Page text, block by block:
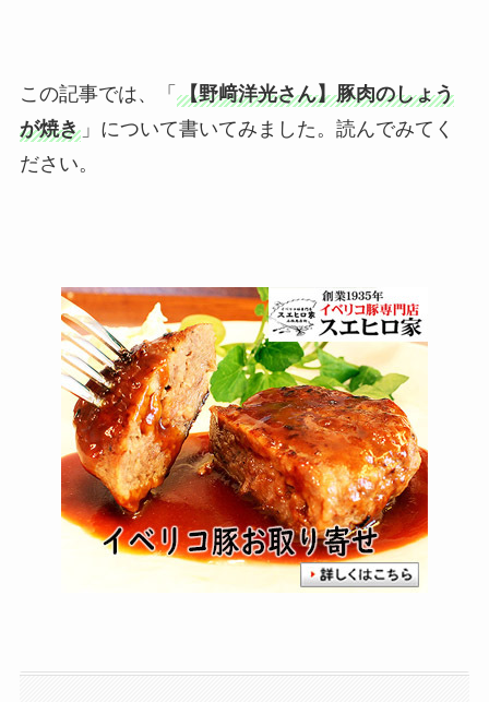
この記事では、「 【野﨑洋光さん】豚肉のしょう
が焼き」について書いてみました。読んでみてく
ださい。